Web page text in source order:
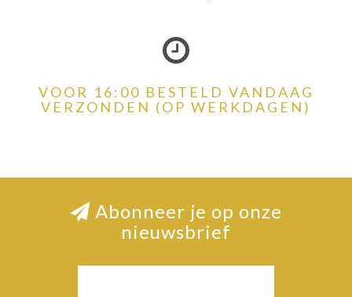
VOOR 16:00 BESTELD VANDAAG
VERZONDEN (OP WERKDAGEN)
Abonneer je op onze
nieuwsbrief